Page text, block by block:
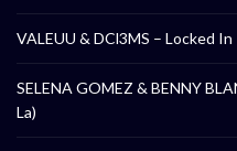
VALEUU & DCl3MS – Locked In
SELENA GOMEZ & BENNY
La)